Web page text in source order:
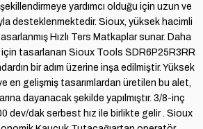
yardımcı olduğu için uzun ve
desteklenmektedir. Sioux, yüksek hacimli
Hızlı Ters Matkaplar sunar. Daha
tasarlanan Sioux Tools SDR6P25R3RR
bir adım üzerine inşa edilmiştir. Yüksek
en gelişmiş tasarımlardan üretilen bu alet,
dayanacak şekilde yapılmıştır. 3/8-inç
dev/dak serbest hız ile birlikte gelir . Sioux